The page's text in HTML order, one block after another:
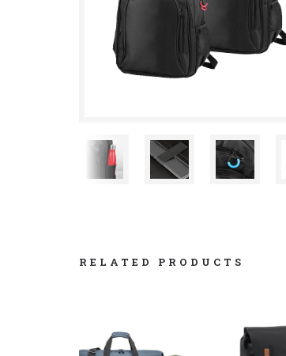
RELATED PRODUCTS